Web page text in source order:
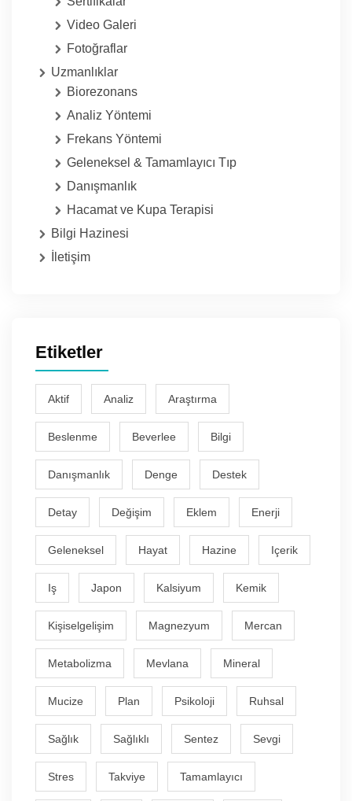
Video Galeri
Fotoğraflar
Uzmanlıklar
Biorezonans
Analiz Yöntemi
Frekans Yöntemi
Geleneksel & Tamamlayıcı Tıp
Danışmanlık
Hacamat ve Kupa Terapisi
Bilgi Hazinesi
İletişim
Etiketler
Aktif Analiz Araştırma
Beslenme Beverlee Bilgi
Danışmanlık Denge Destek
Detay Değişim Eklem Enerji
Geleneksel Hayat Hazine Içerik
Iş Japon Kalsiyum Kemik
Kişiselgelişim Magnezyum Mercan
Metabolizma Mevlana Mineral
Mucize Plan Psikoloji Ruhsal
Sağlık Sağlıklı Sentez Sevgi
Stres Takviye Tamamlayıcı